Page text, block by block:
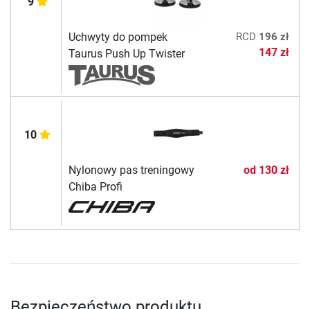
Uchwyty do pompek
Taurus Push Up Twister
RCD 196 zł
147 zł
10
Nylonowy pas treningowy
Chiba Profi
od 130 zł